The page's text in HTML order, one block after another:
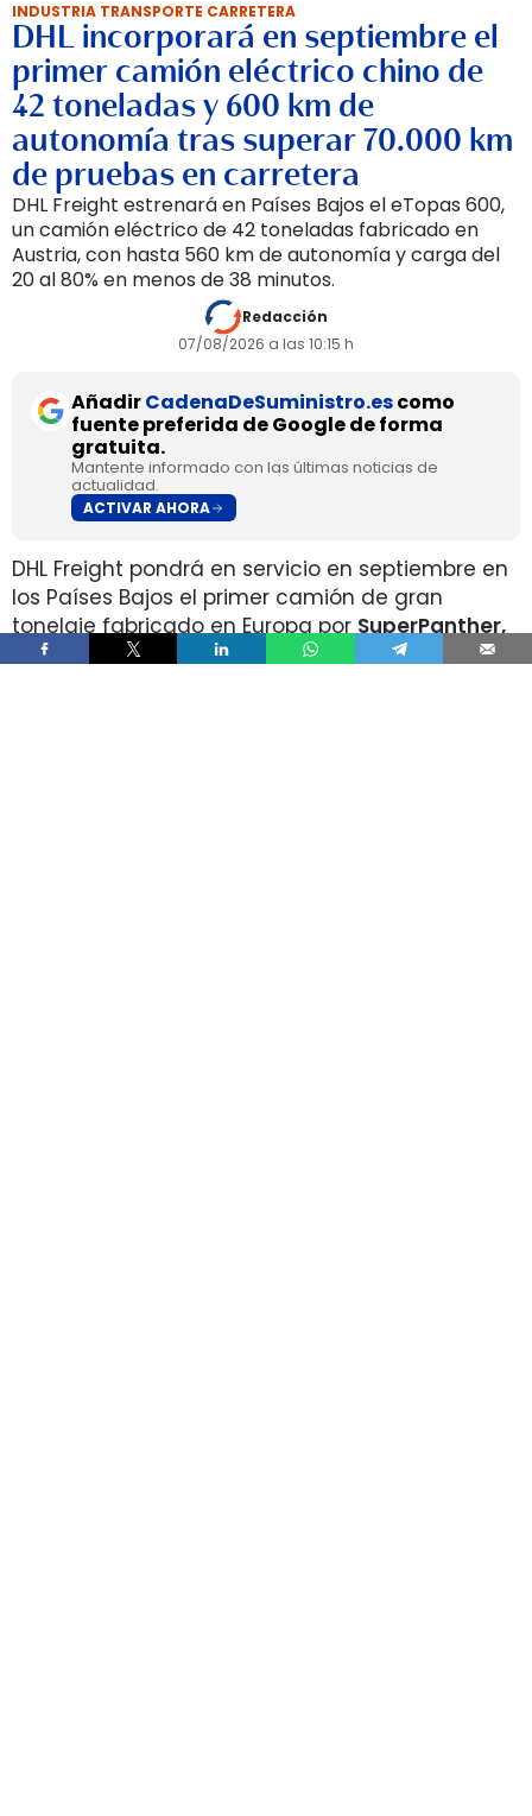
INDUSTRIA TRANSPORTE CARRETERA
DHL incorporará en septiembre el
primer camión eléctrico chino de
42 toneladas y 600 km de
autonomía tras superar 70.000 km
de pruebas en carretera
DHL Freight estrenará en Países Bajos el eTopas 600,
un camión eléctrico de 42 toneladas fabricado en
Austria, con hasta 560 km de autonomía y carga del
20 al 80% en menos de 38 minutos.
Redacción
07/08/2026 a las 10:15 h
AñadirCadenaDeSuministro.escomo
fuente preferida de Google de forma
gratuita.
Mantente informado con las últimas noticias de
actualidad.
ACTIVAR AHORA
DHL Freight pondrá en servicio en septiembre en
los Países Bajos el primer camión de gran
tonelaje fabricado en Europa porSuperPanther,
después de trasladar la unidad desde Austria